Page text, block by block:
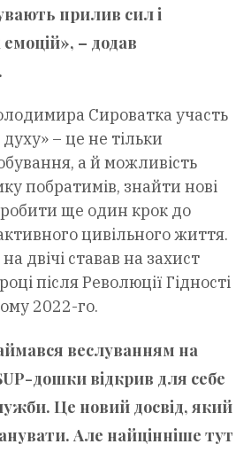
прилив сил і
– додав
Сироватка участь
– це не тільки
а й можливість
побратимів, знайти нові
ще один крок до
цивільного життя.
двічі ставав на захист
після Революції Гідності
2022-го.
веслуванням на
дошки відкрив для себе
Це новий досвід, який
Але найцінніше тут